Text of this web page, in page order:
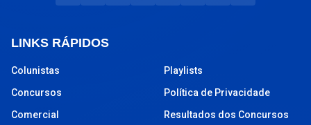
LINKS RÁPIDOS
Colunistas
Concursos
Comercial
Playlists
Política de Privacidade
Resultados dos Concursos